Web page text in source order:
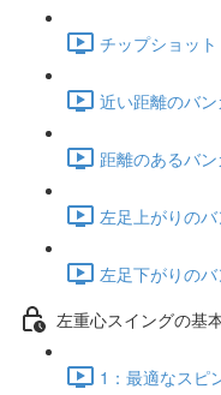
チップショッ
近い距離のバ
距離のあるバ
左足上がりの
左足下がりの
左重心スイングの基
1：最適なスピ